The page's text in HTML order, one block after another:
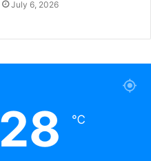
July 6, 2026
28 ℃